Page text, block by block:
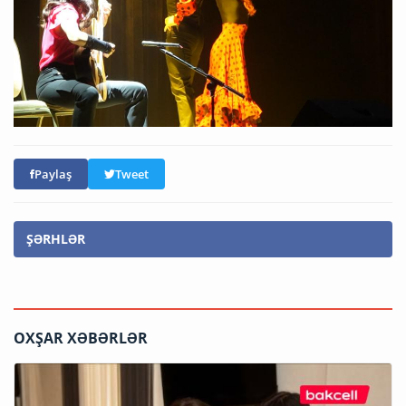
Paylaş Tweet
ŞƏRHLƏR
OXŞAR XƏBƏRLƏR